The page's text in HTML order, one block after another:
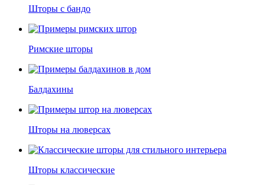
Шторы с бандо
Римские шторы
Балдахины
Шторы на люверсах
Шторы классические